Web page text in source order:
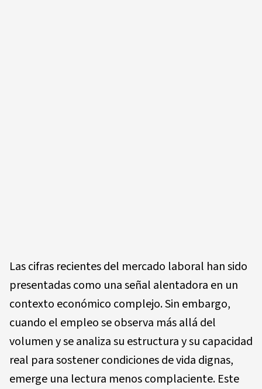
Las cifras recientes del mercado laboral han sido
presentadas como una señal alentadora en un
contexto económico complejo. Sin embargo,
cuando el empleo se observa más allá del
volumen y se analiza su estructura y su capacidad
real para sostener condiciones de vida dignas,
emerge una lectura menos complaciente. Este